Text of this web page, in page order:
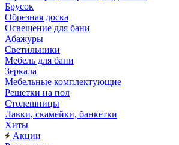
Брусок
Обрезная доска
Освещение для бани
Абажуры
Светильники
Мебель для бани
Зеркала
Мебельные комплектующие
Решетки на пол
Столешницы
Лавки, скамейки, банкетки
Хиты
Акции